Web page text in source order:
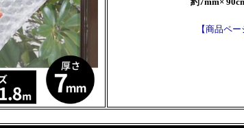
約7mm×
【商品ペー